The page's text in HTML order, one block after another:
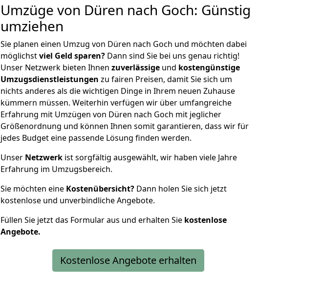
Umzüge von Düren nach Goch: Günstig
umziehen
Sie planen einen Umzug von Düren nach Goch und möchten dabei
möglichstviel Geld sparen? Dann sind Sie bei uns genau richtig!
Unser Netzwerk bieten Ihnen zuverlässige und kostengünstige
Umzugsdienstleistungen zu fairen Preisen, damit Sie sich um
nichts anderes als die wichtigen Dinge in Ihrem neuen Zuhause
kümmern müssen. Weiterhin verfügen wir über umfangreiche
Erfahrung mit Umzügen von Düren nach Goch mit jeglicher
Größenordnung und können Ihnen somit garantieren, dass wir für
jedes Budget eine passende Lösung finden werden.
Unser Netzwerk ist sorgfältig ausgewählt, wir haben viele Jahre
Erfahrung im Umzugsbereich.
Sie möchten eine Kostenübersicht? Dann holen Sie sich jetzt
kostenlose und unverbindliche Angebote.
Füllen Sie jetzt das Formular aus und erhalten Sie kostenlose
Angebote.
Kostenlose Angebote erhalten